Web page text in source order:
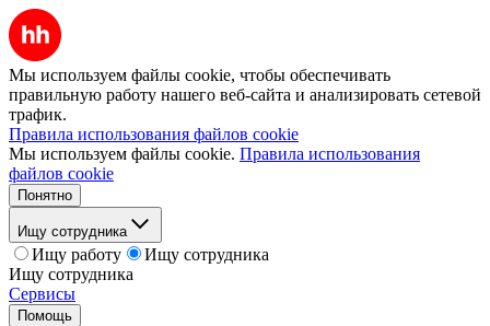
Мы используем файлы cookie, чтобы обеспечивать
правильную работу нашего веб-сайта и анализировать сетевой
трафик.
Правила использования файлов cookie
Мы используем файлы cookie. Правила использования
файлов cookie
Понятно
Ищу сотрудника
Ищу работу
Ищу сотрудника
Ищу сотрудника
Сервисы
Помощь